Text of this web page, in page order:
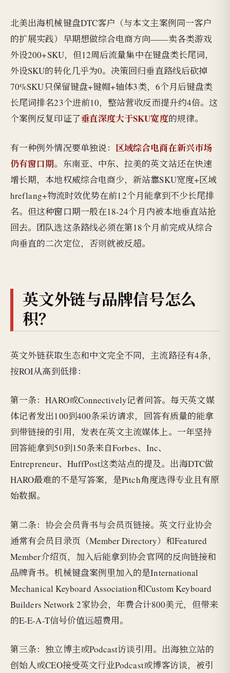
北美出海机械键盘DTC客户（与本文主案例同一客户
的扩展实践）早期想做综合电商方向——卖各类游戏
外设200+SKU，但12周后流量集中在键盘类长尾词，
外设SKU的转化几乎为0。决策回归垂直路线后砍掉
70%SKU只保留键盘+键帽+轴体3类，6个月后键盘类
长尾词排名23个进前10，整站营收反而提升约4倍。这
个案例反复印证了垂直深度大于SKU宽度的规律。
有一种例外情况要单独说： 区域综合电商在新兴市场
仍有窗口期。东南亚、中东、拉美的英文站还在快速
增长期，本地权威综合电商少，新站靠SKU宽度+区域
hreflang+物流时效优势在前12个月能拿到不少长尾排
名。但这种窗口期一般在18-24个月内被本地垂直站抢
回去。团队选这条路线必须在第18个月前完成从综合
向垂直的二次定位，否则就被反超。
英文外链与品牌信号怎么
积？
英文外链获取生态和中文完全不同，主流路径有4条，
按ROI从高到低排：
第一条：HARO或Connectively记者问答。每天英文媒
体记者发出100到400条采访请求，回答有质量的能拿
到带链接的引用，发表在英文主流媒体上。一年坚持
回答能拿到50到150条来自Forbes、Inc、
Entrepreneur、HuffPost这类站点的提及。出海DTC做
HARO最难的不是写答案，是Pitch角度选得专业且有原
始数据。
第二条：协会会员背书与会员页链接。英文行业协会
通常有会员目录页（Member Directory）和Featured
Member介绍页，加入后能拿到协会官网的反向链接和
品牌背书。机械键盘案例里加入的是International
Mechanical Keyboard Association和Custom Keyboard
Builders Network 2家协会，年费合计800美元，但带来
的E-E-A-T信号价值远超费用。
第三条：独立博主或Podcast访谈引用。出海独立站的
创始人或CEO接受英文行业Podcast或博客访谈，被引